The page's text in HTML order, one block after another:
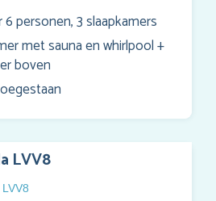
personen, 3 slaapkamers
met sauna en whirlpool +
boven
LVV8
LVV8